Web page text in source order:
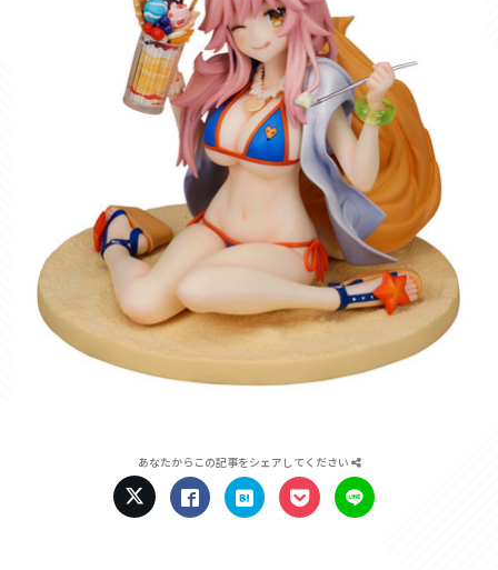
あなたからこの記事をシェアしてください